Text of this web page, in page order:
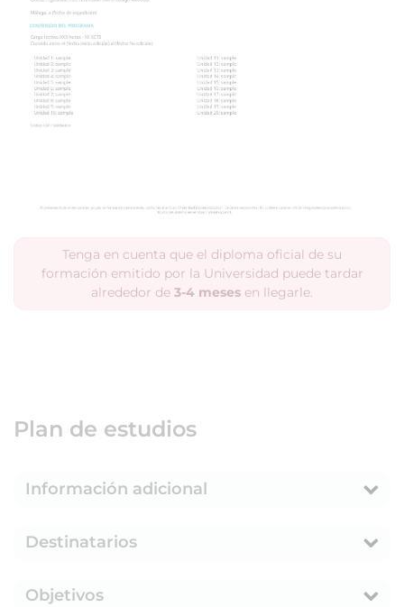
Tenga en cuenta que el diploma oficial de su
formación emitido por la Universidad puede tardar
alrededor de 3-4 meses en llegarle.
Plan de estudios
Información adicional
Destinatarios
Objetivos